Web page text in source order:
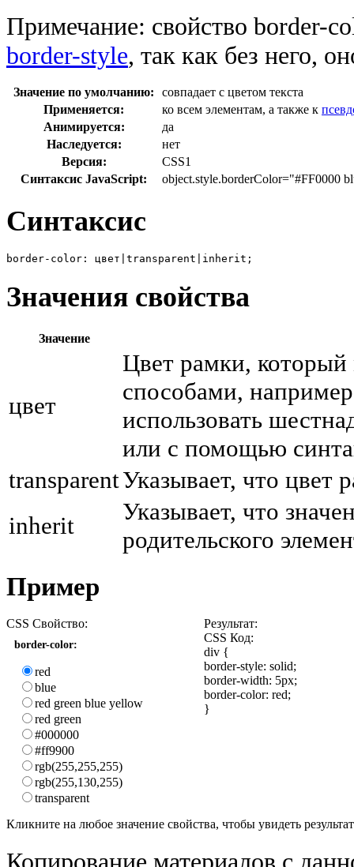
Примечание: свойство border-
border-style, так как без него,
Значение по умолчанию:
совпадает с цветом текста
Применяется:
ко всем элементам, а также к
Анимируется:
да
Наследуется:
нет
Версия:
CSS1
Синтаксис JavaScript:
object.style.borderColor="#FF0000
Синтаксис
border-color: цвет|transparent|inherit;
Значения свойства
Значение
цвет
Цвет рамки,
способами,
использовать
или с помощью
transparentУказывает, что цвет
inherit
Указывает, что
родительского
Пример
CSS Свойство:
border-color:
red
blue
red green blue yellow
red green
#000000
#ff9900
rgb(255,255,255)
rgb(255,130,255)
transparent
Результат:
CSS Код:
div {
border-style: solid;
border-width: 5px;
border-color: red;
}
Кликните на любое значение свойства, чтобы увидеть результат
Копирование материалов с